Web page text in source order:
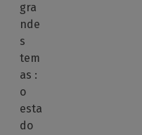
gra
nde
s
tem
as :
o
esta
do